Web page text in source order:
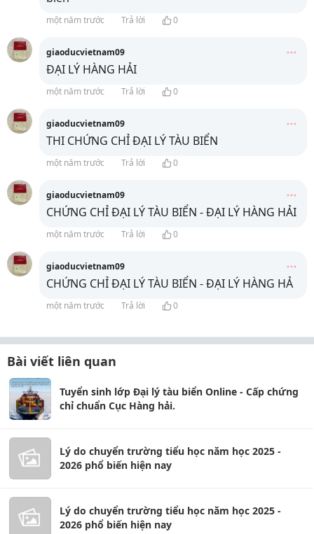
một năm trước Trả lời 0
giaoducvietnam09
ĐẠI LÝ HÀNG HẢI
một năm trước Trả lời 0
giaoducvietnam09
THI CHỨNG CHỈ ĐẠI LÝ TÀU BIỂN
một năm trước Trả lời 0
giaoducvietnam09
CHỨNG CHỈ ĐẠI LÝ TÀU BIỂN - ĐẠI LÝ HÀNG HẢI
một năm trước Trả lời 0
giaoducvietnam09
CHỨNG CHỈ ĐẠI LÝ TÀU BIỂN - ĐẠI LÝ HÀNG HẢ
một năm trước Trả lời 0
Bài viết liên quan
Tuyển sinh lớp Đại lý tàu biển Online - Cấp chứng
chỉ chuẩn Cục Hàng hải.
Lý do chuyển trường tiểu học năm học 2025 -
2026 phổ biến hiện nay
Lý do chuyển trường tiểu học năm học 2025 -
2026 phổ biến hiện nay